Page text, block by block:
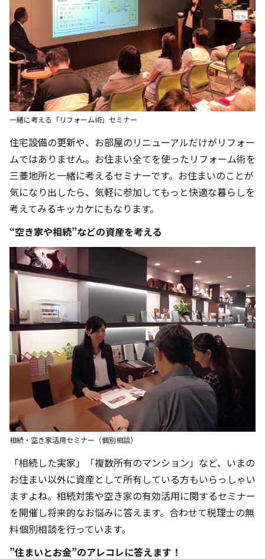
一緒に考える「リフォーム術」セミナー
住宅設備の更新や、お部屋のリニューアルだけがリフォー
ムではありません。お住まい全てを使ったリフォーム術を
三菱地所と一緒に考えるセミナーです。お住まいのことが
気になり出したら、気軽に参加してもっと快適な暮らしを
考えてみるキッカケにもなります。
“空き家や相続”などの資産を考える
相続・空き家活用セミナー（個別相談）
「相続した実家」「複数所有のマンション」など、いまの
お住まい以外に資産として所有している方もいらっしゃい
ますよね。相続対策や空き家の有効活用に関するセミナー
を開催し将来的なお悩みに答えます。合わせて税理士の無
料個別相談を行っています。
”住まいとお金”のアレコレに答えます！